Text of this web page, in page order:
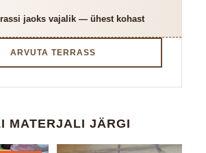
jaoks vajalik — ühest kohast
ARVUTA TERRASS
MATERJALI JÄRGI